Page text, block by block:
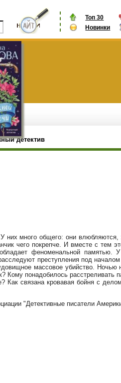
Топ 30
Новинки
детектив
много общего: они влюбляются,
чего покрепче. И вместе с тем
феноменальной памятью.
преступления под
массовое убийство. Ночью
Кому понадобилось расстреливать
Как связана кровавая бойня с
"Детективные писатели